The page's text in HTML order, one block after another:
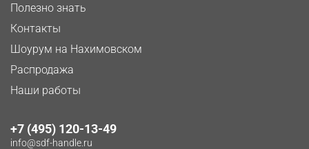
Полезно знать
Контакты
Шоурум на Нахимовском
Распродажа
Наши работы
+7 (495) 120-13-49
info@sdf-handle.ru